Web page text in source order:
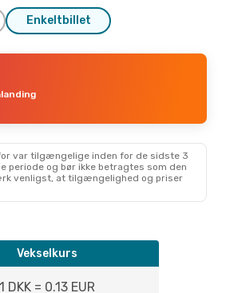
Enkeltbillet
var tilgængelige inden for de sidste 3
periode og bør ikke betragtes som den
venligst, at tilgængelighed og priser
Vekselkurs
1 DKK = 0.13 EUR